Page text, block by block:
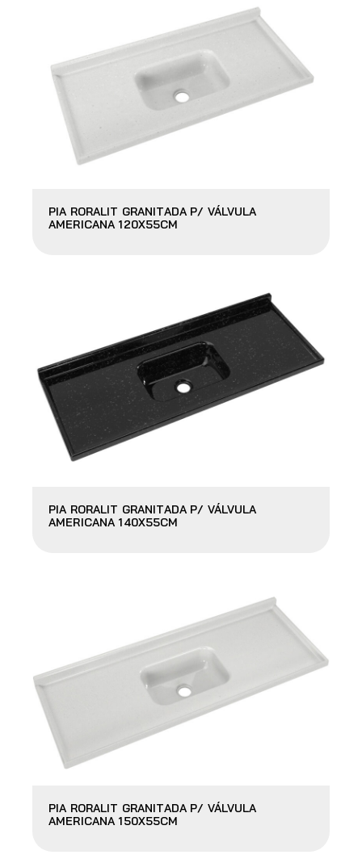
PIA RORALIT GRANITADA P/ VÁLVULA
AMERICANA 120X55CM
PIA RORALIT GRANITADA P/ VÁLVULA
AMERICANA 140X55CM
PIA RORALIT GRANITADA P/ VÁLVULA
AMERICANA 150X55CM